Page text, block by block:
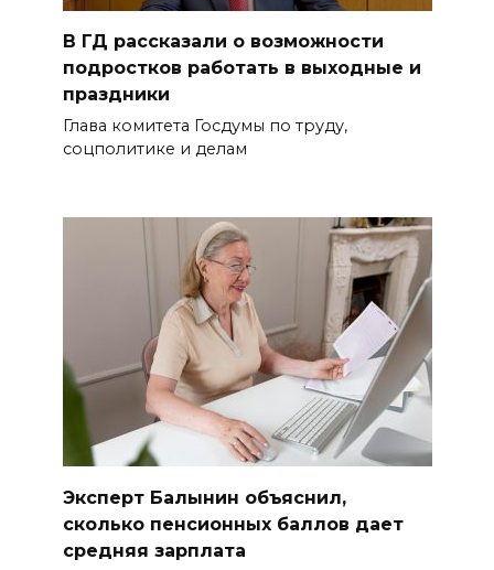
В ГД рассказали о возможности
подростков работать в выходные и
праздники
Глава комитета Госдумы по труду,
соцполитике и делам
Эксперт Балынин объяснил,
сколько пенсионных баллов дает
средняя зарплата